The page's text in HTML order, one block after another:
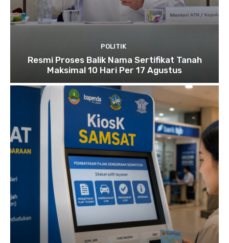
POLITIK
Resmi Proses Balik Nama Sertifikat Tanah
Maksimal 10 Hari Per 17 Agustus